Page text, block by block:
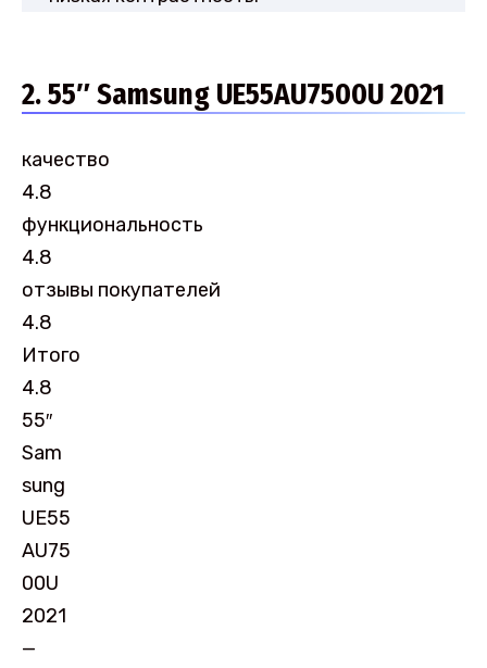
2. 55″ Samsung UE55AU7500U 2021
качество
4.8
функциональность
4.8
отзывы покупателей
4.8
Итого
4.8
55″
Sam
sung
UE55
AU75
00U
2021
—